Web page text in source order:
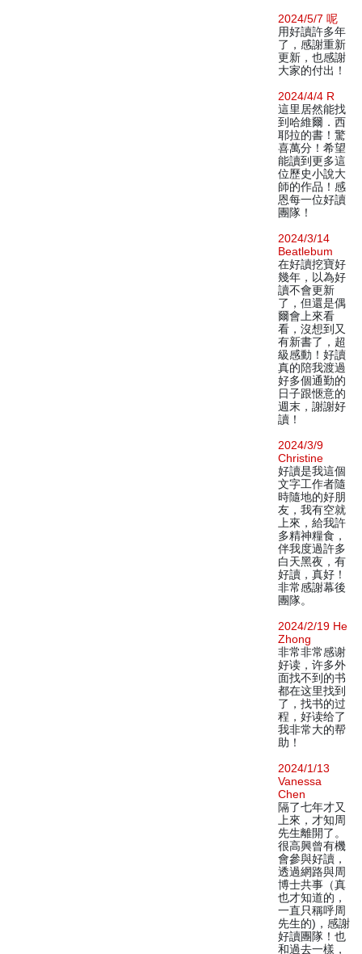
2024/5/7 呢
用好讀許多年
了，感謝重新
更新，也感謝
大家的付出！
2024/4/4 R
這里居然能找
到哈維爾．西
耶拉的書！驚
喜萬分！希望
能讀到更多這
位歷史小說大
師的作品！感
恩每一位好讀
團隊！
2024/3/14
Beatlebum
在好讀挖寶好
幾年，以為好
讀不會更新
了，但還是偶
爾會上來看
看，沒想到又
有新書了，超
級感動！好讀
真的陪我渡過
好多個通勤的
日子跟愜意的
週末，謝謝好
讀！
2024/3/9
Christine
好讀是我這個
文字工作者隨
時隨地的好朋
友，我有空就
上來，給我許
多精神糧食，
伴我度過許多
白天黑夜，有
好讀，真好！
非常感謝幕後
團隊。
2024/2/19 He
Zhong
非常非常感谢
好读，许多外
面找不到的书
都在这里找到
了，找书的过
程，好读给了
我非常大的帮
助！
2024/1/13
Vanessa
Chen
隔了七年才又
上來，才知周
先生離開了。
很高興曾有機
會參與好讀，
透過網路與周
博士共事（真
也才知道的，
一直只稱呼周
先生的)，感謝
好讀團隊！也
和過去一樣，